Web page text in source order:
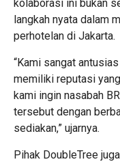
kolaborasi ini bukan
langkah nyata dalam
perhotelan di Jakarta.
“Kami sangat
memiliki reputasi
kami ingin nasabah
tersebut dengan
sediakan,” ujarnya.
Pihak DoubleTree